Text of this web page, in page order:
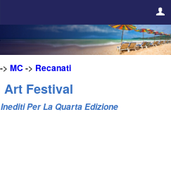
-> MC -> Recanati
Art Festival
Per La Quarta Edizione